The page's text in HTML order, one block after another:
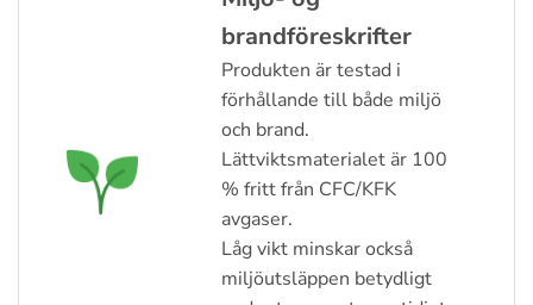
brandföreskrifter
Produkten är testad i
förhållande till både miljö
och brand.
Lättviktsmaterialet är 100
% fritt från CFC/KFK
avgaser.
Låg vikt minskar också
miljöutsläppen betydligt